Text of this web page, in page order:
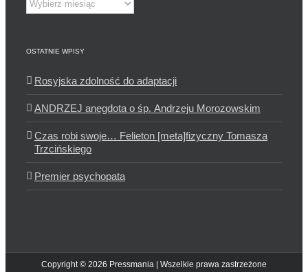
OSTATNIE WPISY
Rosyjska zdolność do adaptacji
ANDRZEJ anegdota o śp. Andrzeju Morozowskim
Czas robi swoje… Felieton [meta]fizyczny Tomasza
Trzcińskiego
Premier psychopata
Copyright © 2026 Pressmania | Wszelkie prawa zastrzeżone